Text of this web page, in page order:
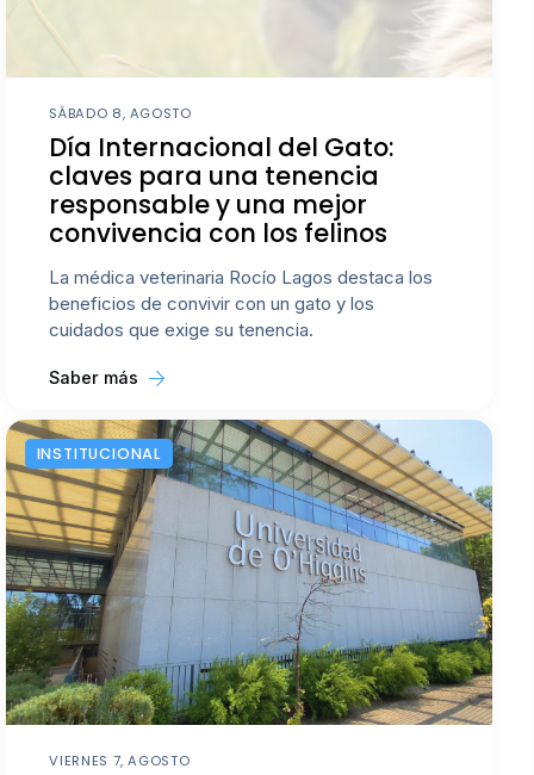
SÁBADO 8, AGOSTO
Día Internacional del Gato:
claves para una tenencia
responsable y una mejor
convivencia con los felinos
La médica veterinaria Rocío Lagos destaca los
beneficios de convivir con un gato y los
cuidados que exige su tenencia.
Saber más
INSTITUCIONAL
VIERNES 7, AGOSTO